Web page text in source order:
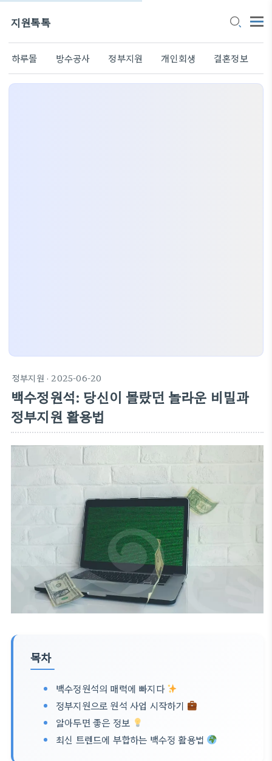
지원톡톡
하루몰 방수공사 정부지원 개인회생 결혼정보
정부지원 · 2025-06-20
백수정원석: 당신이 몰랐던 놀라운 비밀과
정부지원 활용법
목차
백수정원석의 매력에 빠지다
정부지원으로 원석 사업 시작하기
알아두면 좋은 정보
최신 트렌드에 부합하는 백수정 활용법